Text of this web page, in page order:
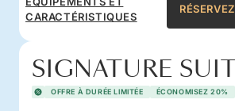
CARACTÉRISTIQUES
SIGNATURE
OFFRE À DURÉE LIMITÉE ÉCONOMISEZ 20%